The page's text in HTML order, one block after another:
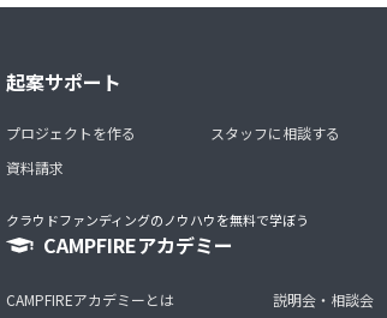
起案サポート
プロジェクトを作る
資料請求
スタッフに相談する
クラウドファンディングのノウハウを無料で学ぼう
CAMPFIREアカデミー
CAMPFIREアカデミーとは
説明会・相談会